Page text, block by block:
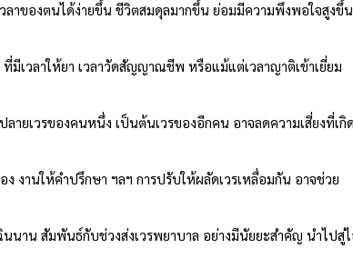
ลาของตนได้ง่ายขึ้น ชีวิตสมดุลมากขึ้น ย่อมมีความพึงพอใจสูงขึ้น
มีเวลาให้ยา เวลาวัดสัญญาณชีพ หรือแม้แต่เวลาญาติเข้าเยี่ยม
ายเวรของคนหนึ่ง เป็นต้นเวรของอีกคน อาจลดความเสี่ยงที่เกิด
งานให้คำปรึกษา ฯลฯ การปรับให้ผลัดเวรเหลื่อมกัน อาจช่วย
นาน สัมพันธ์กับช่วงส่งเวรพยาบาล อย่างมีนัยยะสำคัญ นำไปสู่